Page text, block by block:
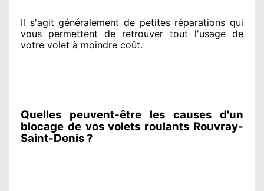
Il s'agit généralement de petites réparations qui
vous permettent de retrouver tout l'usage de
votre volet à moindre coût.
Quelles peuvent-être les causes d'un
blocage de vos volets roulants Rouvray-
Saint-Denis ?